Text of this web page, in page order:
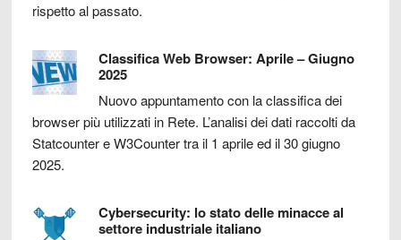
rispetto al passato.
Classifica Web Browser: Aprile – Giugno
2025
Nuovo appuntamento con la classifica dei
browser più utilizzati in Rete. L’analisi dei dati raccolti da
Statcounter e W3Counter tra il 1 aprile ed il 30 giugno
2025.
Cybersecurity: lo stato delle minacce al
settore industriale italiano